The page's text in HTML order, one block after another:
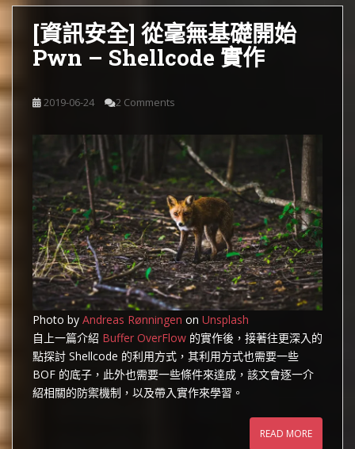
[資訊安全] 從毫無基礎開始
Pwn – Shellcode 實作
2019-06-24 2 Comments
Photo by Andreas Rønningen on Unsplash
自上一篇介紹 Buffer OverFlow 的實作後，接著往更深入的
點探討 Shellcode 的利用方式，其利用方式也需要一些
BOF 的底子，此外也需要一些條件來達成，該文會逐一介
紹相關的防禦機制，以及帶入實作來學習。
READ MORE